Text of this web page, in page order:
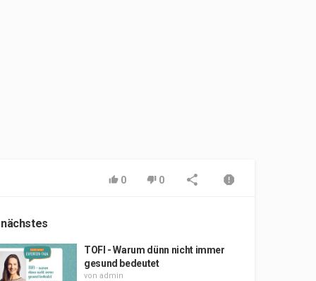
0 0
TOFI - Warum dünn nicht immer
gesund bedeutet
von admin